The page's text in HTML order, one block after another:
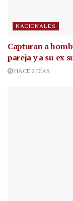
NACIONALES
Capturan a
pareja y a su ex
HACE 2 DÍAS